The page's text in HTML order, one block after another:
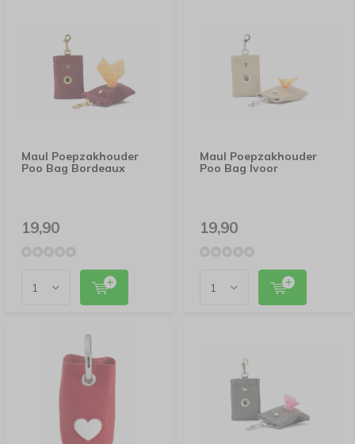
Maul Poepzakhouder
Poo Bag Bordeaux
19,90
Maul Poepzakhouder
Poo Bag Ivoor
19,90